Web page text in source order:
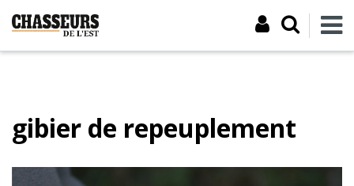
gibier de repeuplement